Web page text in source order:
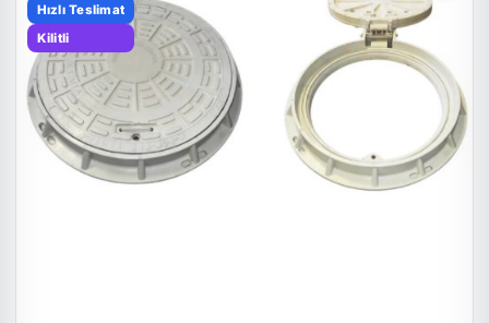
Hızlı Teslimat
Kilitli